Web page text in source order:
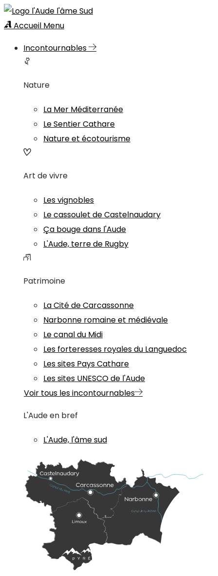
Accueil Menu
Incontournables
Nature
La Mer Méditerranée
Le Sentier Cathare
Nature et écotourisme
Art de vivre
Les vignobles
Le cassoulet de Castelnaudary
Ça bouge dans l'Aude
L'Aude, terre de Rugby
Patrimoine
La Cité de Carcassonne
Narbonne romaine et médiévale
Le canal du Midi
Les forteresses royales du Languedoc
Les sites Pays Cathare
Les sites UNESCO de l'Aude
Voir tous les incontournables
L'Aude en bref
L'Aude, l'âme sud